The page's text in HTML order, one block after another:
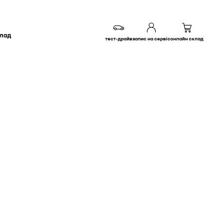
тест-драйвзапис на сервісонлайн склад